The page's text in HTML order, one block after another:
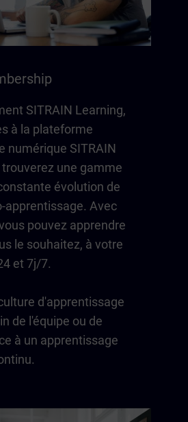
SITRAIN Learning,
à la plateforme
numérique SITRAIN
une gamme
évolution de
apprentissage. Avec
pouvez apprendre
le souhaitez, à votre
et 7j/7.
d'apprentissage
de l'équipe ou de
à un apprentissage